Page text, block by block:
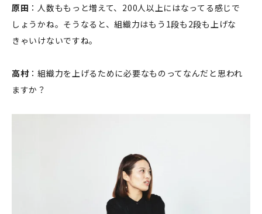
原田 ：人数ももっと増えて、200人以上にはなってる感じで
しょうかね。そうなると、組織力はもう1段も2段も上げな
きゃいけないですね。
高村：組織力を上げるために必要なものってなんだと思われ
ますか？